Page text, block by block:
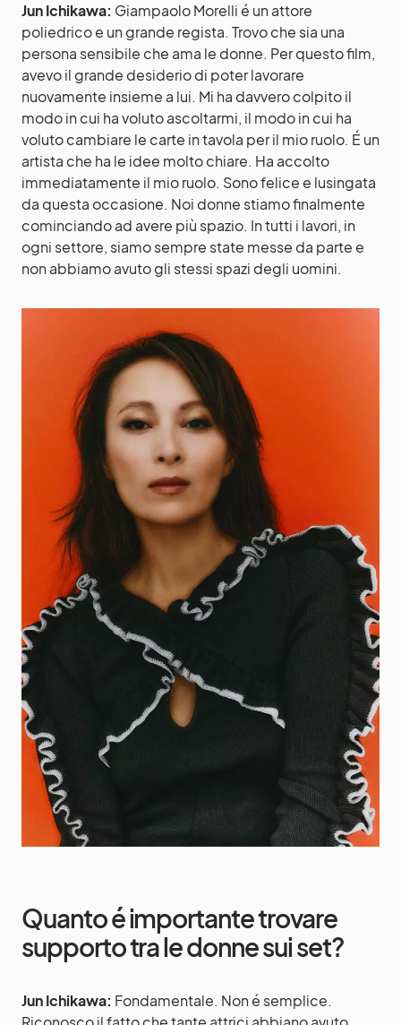
Jun Ichikawa: Giampaolo Morelli é un attore
poliedrico e un grande regista. Trovo che sia una
persona sensibile che ama le donne. Per questo film,
avevo il grande desiderio di poter lavorare
nuovamente insieme a lui. Mi ha davvero colpito il
modo in cui ha voluto ascoltarmi, il modo in cui ha
voluto cambiare le carte in tavola per il mio ruolo. É un
artista che ha le idee molto chiare. Ha accolto
immediatamente il mio ruolo. Sono felice e lusingata
da questa occasione. Noi donne stiamo finalmente
cominciando ad avere più spazio. In tutti i lavori, in
ogni settore, siamo sempre state messe da parte e
non abbiamo avuto gli stessi spazi degli uomini.
Quanto é importante trovare
supporto tra le donne sui set?
Jun Ichikawa: Fondamentale. Non é semplice.